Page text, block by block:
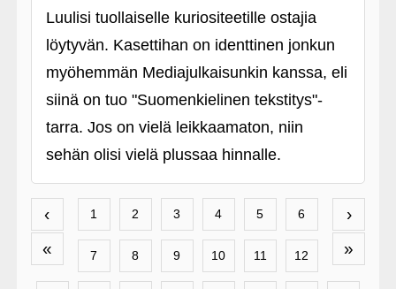
Luulisi tuollaiselle kuriositeetille ostajia
löytyvän. Kasettihan on identtinen jonkun
myöhemmän Mediajulkaisunkin kanssa, eli
siinä on tuo "Suomenkielinen tekstitys"-
tarra. Jos on vielä leikkaamaton, niin
sehän olisi vielä plussaa hinnalle.
‹
«
›
»
1 2 3 4 5 6
7 8 9 10 11 12